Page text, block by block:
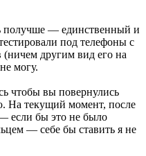
получше — единственный и
под телефоны с
другим вид его на
могу.
чтобы вы повернулись
На текущий момент, после
— если бы это не было
— себе бы ставить я не